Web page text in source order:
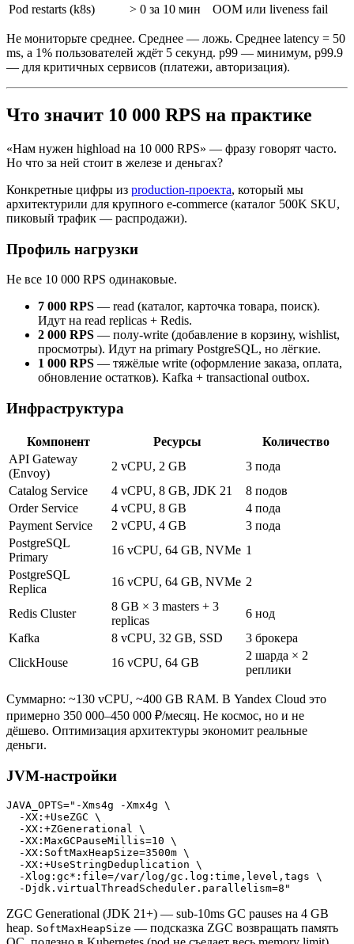
Pod restarts (k8s)
> 0 за 10 мин OOM или liveness fail
Не мониторьте среднее. Среднее — ложь. Среднее latency = 50
ms, а 1% пользователей ждёт 5 секунд. p99 — минимум, p99.9
— для критичных сервисов (платежи, авторизация).
Что значит 10 000 RPS на практике
«Нам нужен highload на 10 000 RPS» — фразу говорят часто.
Но что за ней стоит в железе и деньгах?
Конкретные цифры из production-проекта, который мы
архитектурили для крупного e-commerce (каталог 500K SKU,
пиковый трафик — распродажи).
Профиль нагрузки
Не все 10 000 RPS одинаковые.
7 000 RPS — read (каталог, карточка товара, поиск).
Идут на read replicas + Redis.
2 000 RPS — полу-write (добавление в корзину, wishlist,
просмотры). Идут на primary PostgreSQL, но лёгкие.
1 000 RPS — тяжёлые write (оформление заказа, оплата,
обновление остатков). Kafka + transactional outbox.
Инфраструктура
Компонент Ресурсы
Количество
API Gateway
(Envoy)
2 vCPU, 2 GB
3 пода
Catalog Service
4 vCPU, 8 GB, JDK 21
8 подов
Order Service
4 vCPU, 8 GB
4 пода
Payment Service
2 vCPU, 4 GB
3 пода
PostgreSQL
Primary
16 vCPU, 64 GB, NVMe 1
PostgreSQL
Replica
16 vCPU, 64 GB, NVMe 2
Redis Cluster
8 GB × 3 masters + 3
replicas
6 нод
Kafka
8 vCPU, 32 GB, SSD
3 брокера
ClickHouse
16 vCPU, 64 GB
2 шарда × 2
реплики
Суммарно: ~130 vCPU, ~400 GB RAM. В Yandex Cloud это
примерно 350 000–450 000 ₽/месяц. Не космос, но и не
дёшево. Оптимизация архитектуры экономит реальные
деньги.
JVM-настройки
JAVA_OPTS="-Xms4g -Xmx4g \
  -XX:+UseZGC \
  -XX:+ZGenerational \
  -XX:MaxGCPauseMillis=10 \
  -XX:SoftMaxHeapSize=3500m \
  -XX:+UseStringDeduplication \
  -Xlog:gc*:file=/var/log/gc.log:time,level,tags \
ZGC Generational (JDK 21+) — sub-10ms GC pauses на 4 GB
heap. SoftMaxHeapSize — подсказка ZGC возвращать память